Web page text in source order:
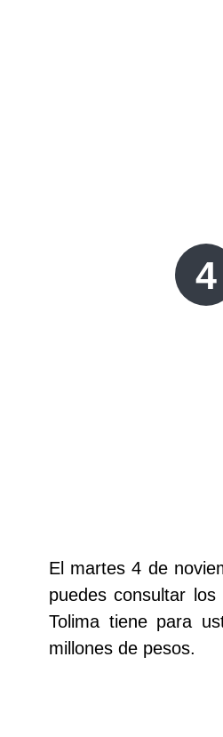
Lotería de
Antioqueñita
Antioqueñita
4
El martes 4 de
puedes consultar
Tolima tiene para
millones de pesos.